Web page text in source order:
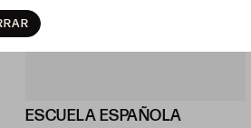
ESCUELA ESPAÑOLA